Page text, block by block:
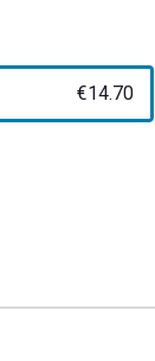
€14.70